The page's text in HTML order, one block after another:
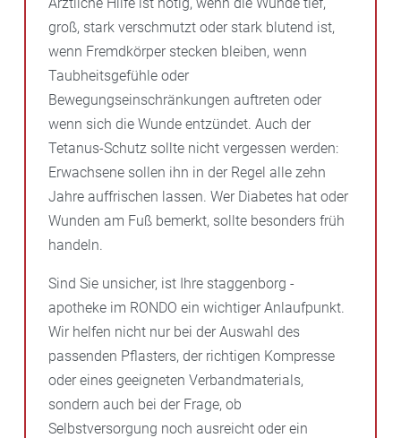
groß, stark verschmutzt oder stark blutend ist,
wenn Fremdkörper stecken bleiben, wenn
Taubheitsgefühle oder
Bewegungseinschränkungen auftreten oder
wenn sich die Wunde entzündet. Auch der
Tetanus-Schutz sollte nicht vergessen werden:
Erwachsene sollen ihn in der Regel alle zehn
Jahre auffrischen lassen. Wer Diabetes hat oder
Wunden am Fuß bemerkt, sollte besonders früh
handeln.
Sind Sie unsicher, ist Ihre staggenborg -
apotheke im RONDO ein wichtiger Anlaufpunkt.
Wir helfen nicht nur bei der Auswahl des
passenden Pflasters, der richtigen Kompresse
oder eines geeigneten Verbandmaterials,
sondern auch bei der Frage, ob
Selbstversorgung noch ausreicht oder ein